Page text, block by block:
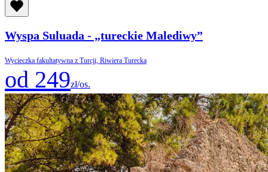
Wyspa Suluada - „tureckie Malediwy”
Wycieczka fakultatywna z Turcji, Riwiera Turecka
od 249zł/os.